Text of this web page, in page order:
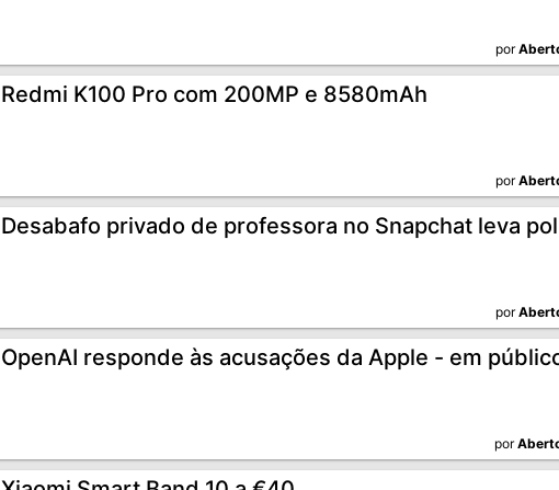
por
Redmi K100 Pro com 200MP e 8580mAh
por
Desabafo privado de professora no Snapchat leva
por
OpenAI responde às acusações da Apple - em
por